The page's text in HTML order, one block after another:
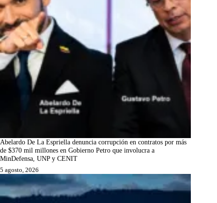
Abelardo De La Espriella denuncia corrupción en contratos por más
de $370 mil millones en Gobierno Petro que involucra a
MinDefensa, UNP y CENIT
5 agosto, 2026